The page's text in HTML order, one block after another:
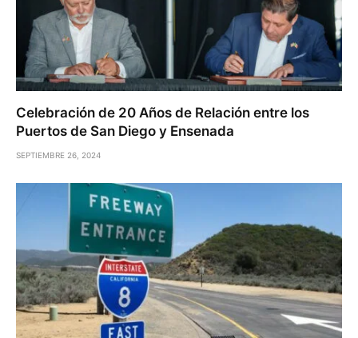
Celebración de 20 Años de Relación entre los
Puertos de San Diego y Ensenada
SEPTIEMBRE 26, 2024